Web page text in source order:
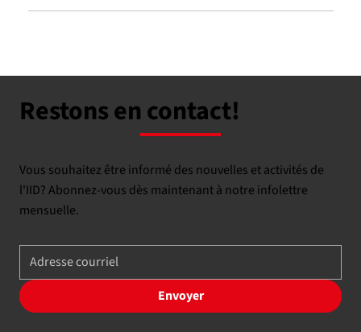
Restons en contact!
Vous souhaitez être informé des nouvelles et activités de
l'IID? Abonnez-vous dès maintenant à notre infolettre
mensuelle.
Envoyer